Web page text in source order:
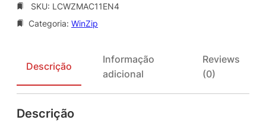
SKU: LCWZMAC11EN4
Categoria: WinZip
Descrição
Informação
adicional
Reviews
(0)
Descrição